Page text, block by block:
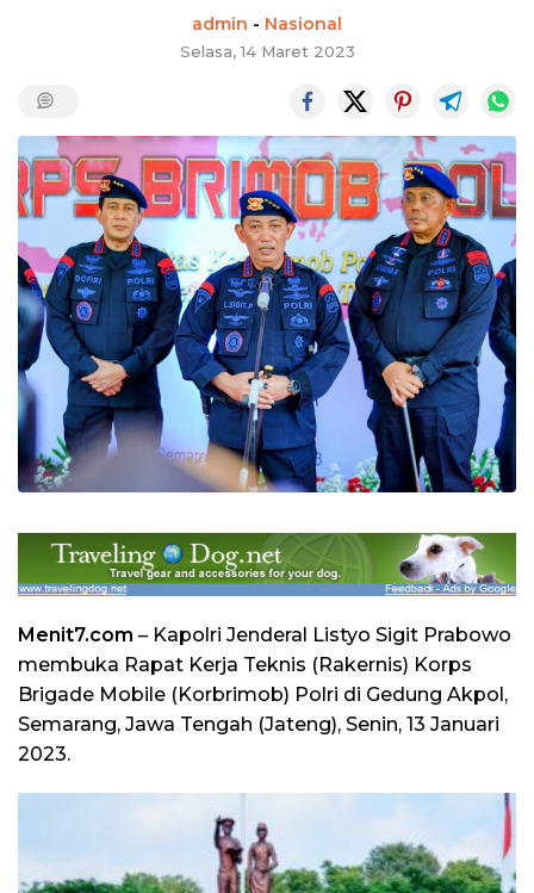
admin - Nasional
Selasa, 14 Maret 2023
Menit7.com – Kapolri Jenderal Listyo Sigit Prabowo
membuka Rapat Kerja Teknis (Rakernis) Korps
Brigade Mobile (Korbrimob) Polri di Gedung Akpol,
Semarang, Jawa Tengah (Jateng), Senin, 13 Januari
2023.